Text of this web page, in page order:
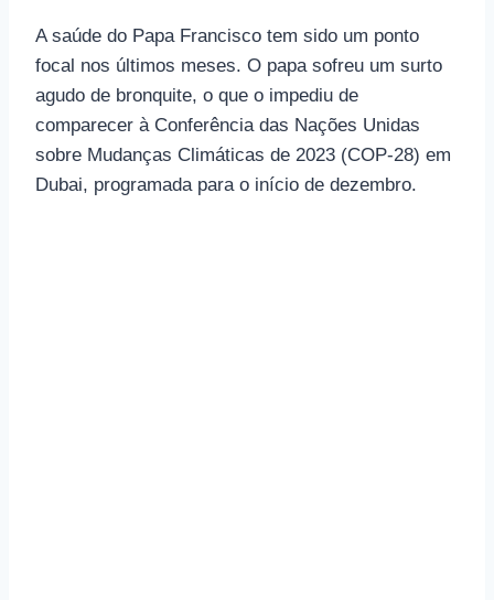
A saúde do Papa Francisco tem sido um ponto
focal nos últimos meses. O papa sofreu um surto
agudo de bronquite, o que o impediu de
comparecer à Conferência das Nações Unidas
sobre Mudanças Climáticas de 2023 (COP-28) em
Dubai, programada para o início de dezembro.